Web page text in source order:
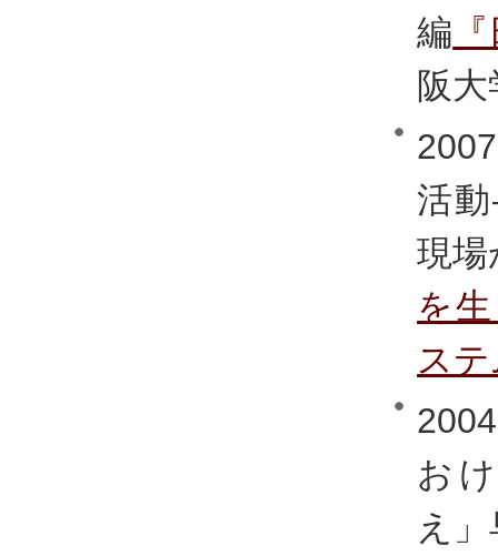
編
阪
活
現場
を
ス
お
え